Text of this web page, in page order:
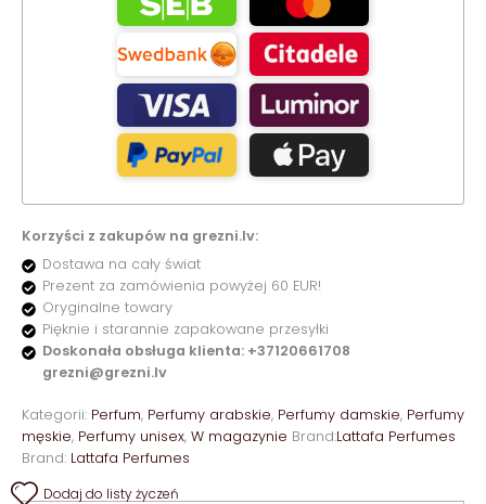
Korzyści z zakupów na grezni.lv:
Dostawa na cały świat
Prezent za zamówienia powyżej 60 EUR!
Oryginalne towary
Pięknie i starannie zapakowane przesyłki
Doskonała obsługa klienta: +37120661708
grezni@grezni.lv
Kategorii: Perfum, Perfumy arabskie, Perfumy damskie, Perfumy
męskie, Perfumy unisex, W magazynie Brand:Lattafa Perfumes
Brand: Lattafa Perfumes
Dodaj do listy życzeń